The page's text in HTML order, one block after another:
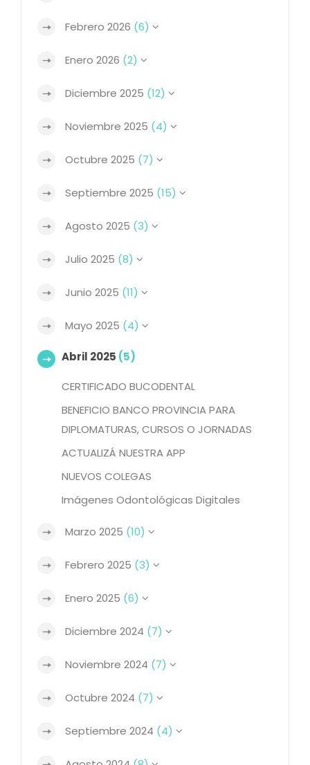
Febrero 2026 (6)
Enero 2026 (2)
Diciembre 2025 (12)
Noviembre 2025 (4)
Octubre 2025 (7)
Septiembre 2025 (15)
Agosto 2025 (3)
Julio 2025 (8)
Junio 2025 (11)
Mayo 2025 (4)
Abril 2025 (5)
CERTIFICADO BUCODENTAL
BENEFICIO BANCO PROVINCIA PARA
DIPLOMATURAS, CURSOS O JORNADAS
ACTUALIZÁ NUESTRA APP
NUEVOS COLEGAS
Imágenes Odontológicas Digitales
Marzo 2025 (10)
Febrero 2025 (3)
Enero 2025 (6)
Diciembre 2024 (7)
Noviembre 2024 (7)
Octubre 2024 (7)
Septiembre 2024 (4)